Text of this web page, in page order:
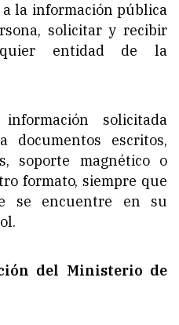
la información pública
solicitar y recibir
entidad de la
solicitada
documentos escritos,
soporte magnético o
formato, siempre que
se encuentre en su
del Ministerio de